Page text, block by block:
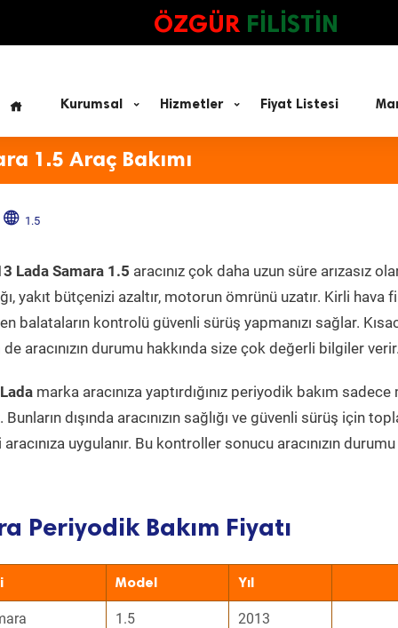
ÖZGÜR FİLİSTİN
Kurumsal Hizmetler Fiyat Listesi
1.5 Araç Bakımı
1.5
Lada Samara 1.5 aracınız çok daha uzun süre arızasız
yakıt bütçenizi azaltır, motorun ömrünü uzatır. Kirli
balataların kontrolü güvenli sürüş yapmanızı sağlar.
aracınızın durumu hakkında size çok değerli bilgiler verir.
Lada marka aracınıza yaptırdığınız periyodik bakım
dışında aracınızın sağlığı ve güvenli sürüş için
uygulanır. Bu kontroller sonucu aracınızın
Periyodik Bakım Fiyatı
Model Yıl
1.5 2013